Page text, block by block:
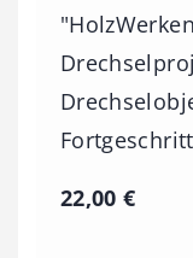
22,00€